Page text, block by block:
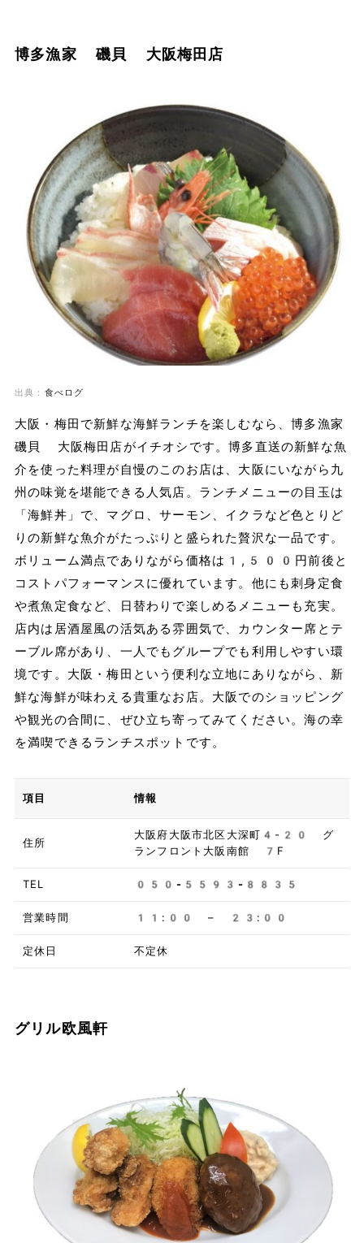
博多漁家 磯貝 大阪梅田店
出典： 食べログ
大阪・梅田で新鮮な海鮮ランチを楽しむなら、博多漁家
磯貝 大阪梅田店がイチオシです。博多直送の新鮮な魚
介を使った料理が自慢のこのお店は、大阪にいながら九
州の味覚を堪能できる人気店。ランチメニューの目玉は
「海鮮丼」で、マグロ、サーモン、イクラなど色とりど
りの新鮮な魚介がたっぷりと盛られた贅沢な一品です。
ボリューム満点でありながら価格は1,500円前後と
コストパフォーマンスに優れています。他にも刺身定食
や煮魚定食など、日替わりで楽しめるメニューも充実。
店内は居酒屋風の活気ある雰囲気で、カウンター席とテ
ーブル席があり、一人でもグループでも利用しやすい環
境です。大阪・梅田という便利な立地にありながら、新
鮮な海鮮が味わえる貴重なお店。大阪でのショッピング
や観光の合間に、ぜひ立ち寄ってみてください。海の幸
を満喫できるランチスポットです。
項目 情報
住所
大阪府大阪市北区大深町4-20 グ
ランフロント大阪南館 7F
TEL 050-5593-8835
営業時間 11:00 – 23:00
定休日 不定休
グリル欧風軒